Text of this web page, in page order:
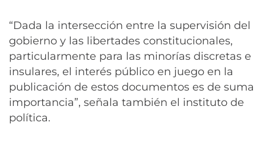
“Dada la intersección entre la supervisión del
gobierno y las libertades constitucionales,
particularmente para las minorías discretas e
insulares, el interés público en juego en la
publicación de estos documentos es de suma
importancia”, señala también el instituto de
política.